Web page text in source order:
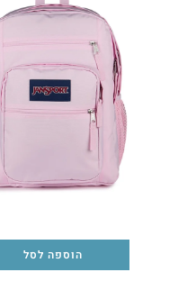
הוספה לסל